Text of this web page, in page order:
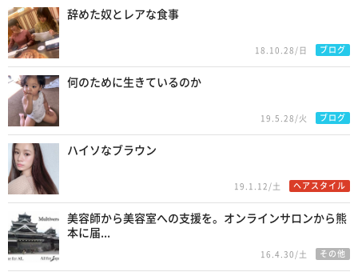
辞めた奴とレアな食事
18.10.28/日 ブログ
何のために生きているのか
19.5.28/火 ブログ
ハイソなブラウン
19.1.12/土 ヘアスタイル
美容師から美容室への支援を。オンラインサロンから熊
本に届...
16.4.30/土 その他